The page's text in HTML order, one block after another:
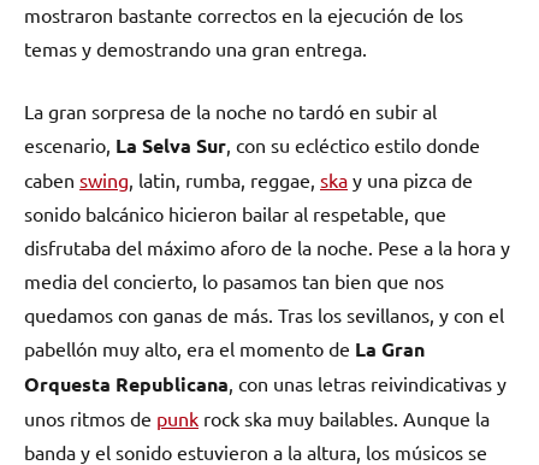
mostraron bastante correctos en la ejecución de los
temas y demostrando una gran entrega.
La gran sorpresa de la noche no tardó en subir al
escenario, La Selva Sur , con su ecléctico estilo donde
caben swing , latin, rumba, reggae, ska y una pizca de
sonido balcánico hicieron bailar al respetable, que
disfrutaba del máximo aforo de la noche. Pese a la hora y
media del concierto, lo pasamos tan bien que nos
quedamos con ganas de más. Tras los sevillanos, y con el
pabellón muy alto, era el momento de La Gran
Orquesta Republicana , con unas letras reivindicativas y
unos ritmos de punk rock ska muy bailables. Aunque la
banda y el sonido estuvieron a la altura, los músicos se